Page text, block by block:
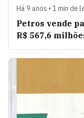
Há 9 anos • 1 min de
Petros vende
R$ 567,6